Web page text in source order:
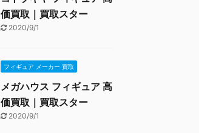
価買取｜買取スター
2020/9/1
フィギュア メーカー 買取
メガハウス フィギュア 高
価買取｜買取スター
2020/9/1